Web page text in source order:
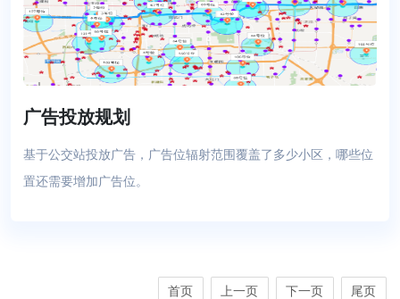
广告投放规划
基于公交站投放广告，广告位辐射范围覆盖了多少小区，哪些位
置还需要增加广告位。
首页 上一页 下一页 尾页